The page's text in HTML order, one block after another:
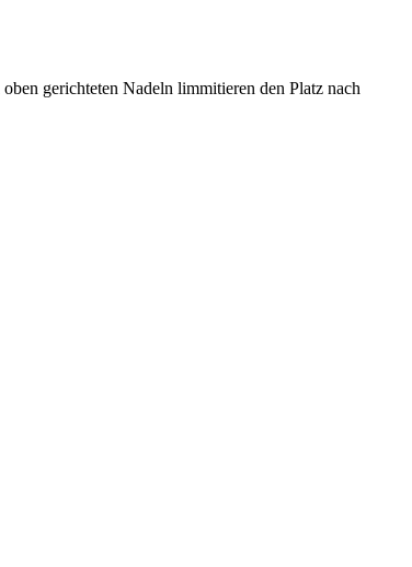
gerichteten Nadeln limmitieren den Platz nach